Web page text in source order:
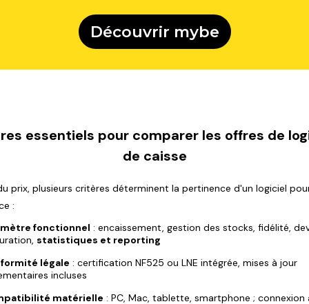
Découvrir mybe
essentiels pour comparer les offres de
de caisse
prix, plusieurs critères déterminent la pertinence d'un logiciel
:
fonctionnel : encaissement, gestion des stocks, fidélité,
statistiques et reporting
légale : certification NF525 ou LNE intégrée, mises à jour
incluses
matérielle : PC, Mac, tablette, smartphone ; connexion